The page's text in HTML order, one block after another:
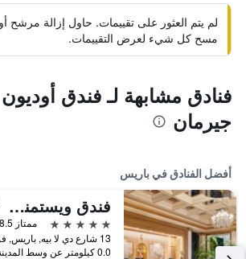
لم يتم العثور على تقييمات. حاول إزالة مرشح
مسح كل شيء لعرض التقييمات.
فنادق مشابهة لـ فندق
جيرمان
أفضل الفنادق في باريس
فندق ويستمنستر
5 نجوم
ممتاز 8.5
0.0 كيلومتر عن وسط المدينة